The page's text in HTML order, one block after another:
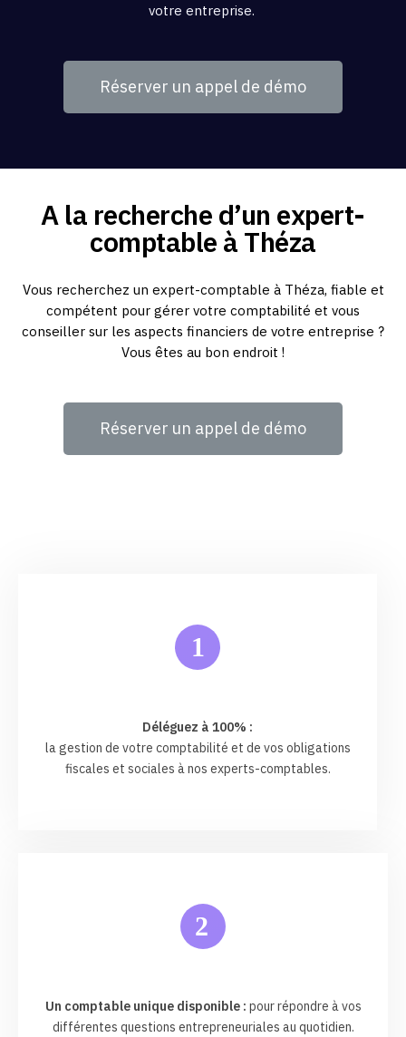
votre entreprise.
Réserver un appel de démo
A la recherche d’un expert-
comptable à Théza
Vous recherchez un expert-comptable à Théza, fiable et
compétent pour gérer votre comptabilité et vous
conseiller sur les aspects financiers de votre entreprise ?
Vous êtes au bon endroit !
Réserver un appel de démo
1
Déléguez à 100% :
la gestion de votre comptabilité et de vos obligations
fiscales et sociales à nos experts-comptables.
2
Un comptable unique disponible : pour répondre à vos
différentes questions entrepreneuriales au quotidien.